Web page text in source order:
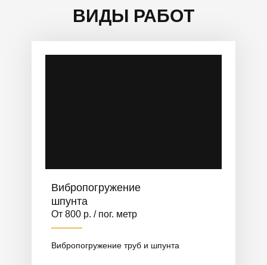
ВИДЫ РАБОТ
Вибропогружение
шпунта
От 800 р. / пог. метр
Вибропогружение труб и шпунта